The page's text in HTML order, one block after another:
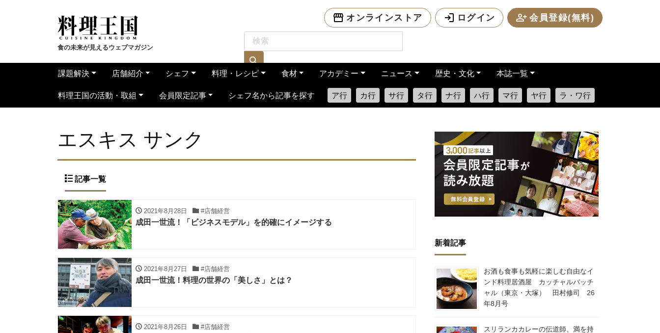
食の未来が見えるウェブマガジン
オンラインストア ログイン 会員登録(無料)
課題解決 店舗紹介 シェフ 料理・レシピ 食材 アカデミー ニュース 歴史・文化 本誌一覧
料理王国の活動・取組 会員限定記事 シェフ名から記事を探す ア行 カ行 サ行 タ行 ナ行 ハ行 マ行 ヤ行 ラ・ワ行
エスキス サンク
記事一覧
2021年8月28日 #店舗経営
成田一世流！「ビジネスモデル」を的確にイメージする
2021年8月27日 #店舗経営
成田一世流！料理の世界の「美しさ」とは？
2021年8月26日 #店舗経営
新着記事
お酒も食事も気軽に楽しむ自由なイ
ンド料理居酒屋 カッチャルバッチ
ャル（東京・大塚） 田村修司 26
年8月号
スリランカカレーの伝道師、満を持